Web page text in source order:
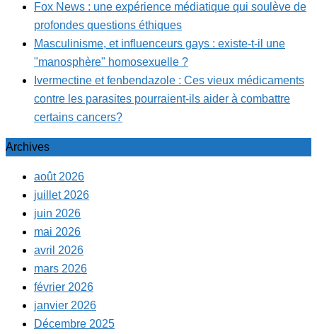
Fox News : une expérience médiatique qui soulève de
profondes questions éthiques
Masculinisme, et influenceurs gays : existe-t-il une
"manosphère" homosexuelle ?
Ivermectine et fenbendazole : Ces vieux médicaments
contre les parasites pourraient-ils aider à combattre
certains cancers?
Archives
août 2026
juillet 2026
juin 2026
mai 2026
avril 2026
mars 2026
février 2026
janvier 2026
Décembre 2025